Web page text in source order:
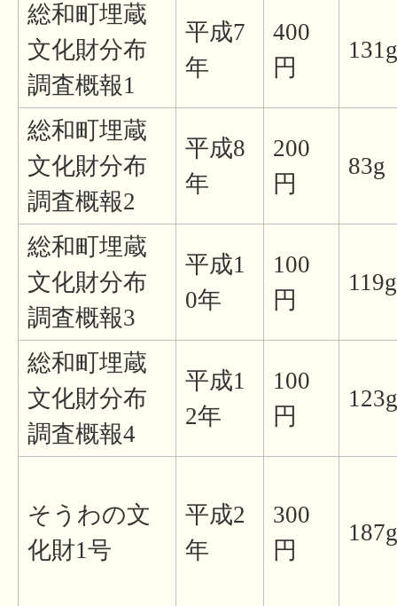
総和町埋蔵
文化財分布
調査概報1
平成7
年
400
円
131g
総和町埋蔵
文化財分布
調査概報2
平成8
年
200
円
83g
総和町埋蔵
文化財分布
調査概報3
平成1
0年
100
円
119g
総和町埋蔵
文化財分布
調査概報4
平成1
2年
100
円
123g
そうわの文
化財1号
平成2
年
300
円
187g